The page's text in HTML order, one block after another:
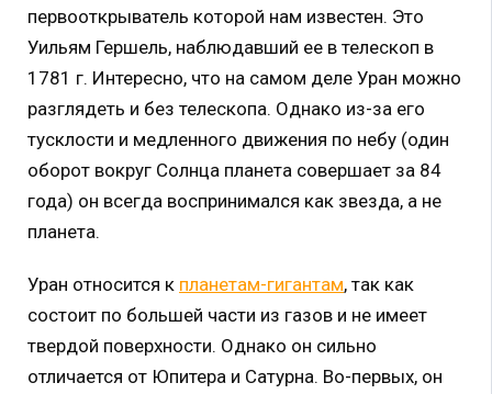
первооткрыватель которой нам известен. Это
Уильям Гершель, наблюдавший ее в телескоп в
1781 г. Интересно, что на самом деле Уран можно
разглядеть и без телескопа. Однако из-за его
тусклости и медленного движения по небу (один
оборот вокруг Солнца планета совершает за 84
года) он всегда воспринимался как звезда, а не
планета.
Уран относится к планетам-гигантам, так как
состоит по большей части из газов и не имеет
твердой поверхности. Однако он сильно
отличается от Юпитера и Сатурна. Во-первых, он